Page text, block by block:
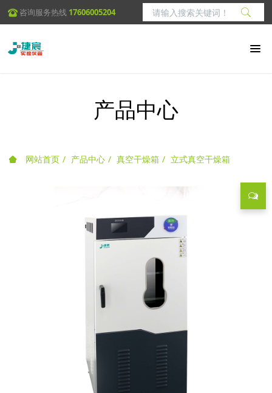
咨询服务热线 17606005204
产品中心
网站首页 产品中心 真空干燥箱 立式真空干燥箱